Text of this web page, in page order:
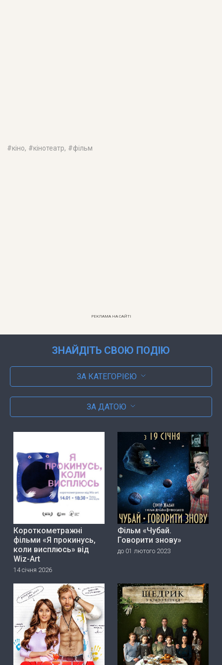
#кіно, #кінотеатр, #фільм
РЕКЛАМА НА САЙТІ
ЗНАЙДІТЬ СВОЮ ПОДІЮ
ЗА КАТЕГОРІЄЮ
ЗА ДАТОЮ
Короткометражні
фільми «Я прокинусь,
коли висплюсь» від
Wiz-Art
14 січня 2026
Фільм «Чубай.
Говорити знову»
до 01 лютого 2023